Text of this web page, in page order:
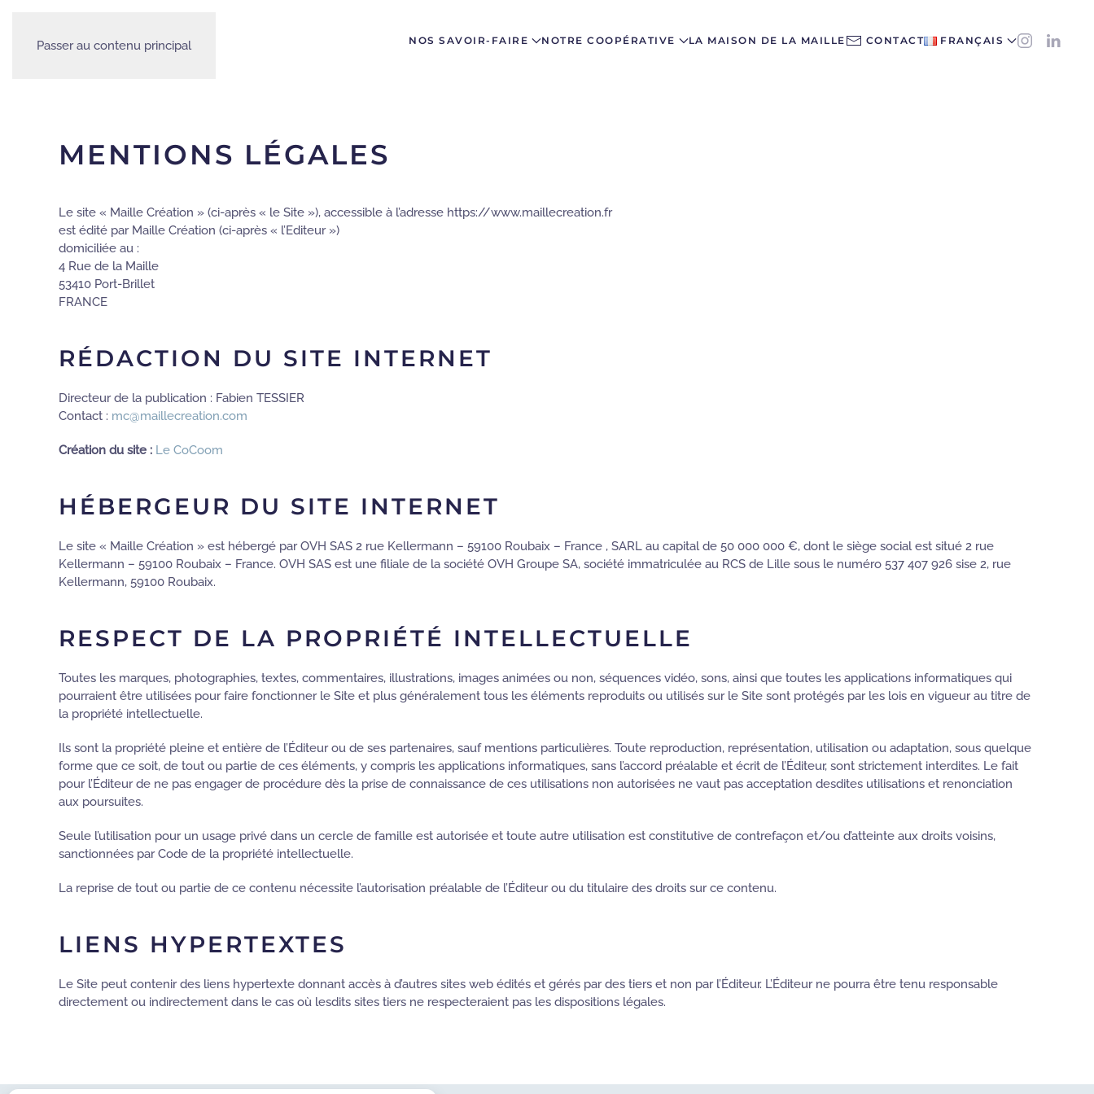
Passer au contenu principal NOS SAVOIR-FAIRE NOTRE COOPÉRATIVE LA MAISON DE LA MAILLE CONTACT FRANÇAIS
MENTIONS LÉGALES
Le site « Maille Création » (ci-après « le Site »), accessible à l’adresse https://www.maillecreation.fr
est édité par Maille Création (ci-après « l’Editeur »)
domiciliée au :
4 Rue de la Maille
53410 Port-Brillet
FRANCE
RÉDACTION DU SITE INTERNET
Directeur de la publication : Fabien TESSIER
Contact : mc@maillecreation.com
Création du site : Le CoCoom
HÉBERGEUR DU SITE INTERNET
Le site « Maille Création » est hébergé par OVH SAS 2 rue Kellermann – 59100 Roubaix – France , SARL au capital de 50 000 000 €, dont le siège social est situé 2 rue
Kellermann – 59100 Roubaix – France. OVH SAS est une filiale de la société OVH Groupe SA, société immatriculée au RCS de Lille sous le numéro 537 407 926 sise 2, rue
Kellermann, 59100 Roubaix.
RESPECT DE LA PROPRIÉTÉ INTELLECTUELLE
Toutes les marques, photographies, textes, commentaires, illustrations, images animées ou non, séquences vidéo, sons, ainsi que toutes les applications informatiques qui
pourraient être utilisées pour faire fonctionner le Site et plus généralement tous les éléments reproduits ou utilisés sur le Site sont protégés par les lois en vigueur au titre de
la propriété intellectuelle.
Ils sont la propriété pleine et entière de l’Éditeur ou de ses partenaires, sauf mentions particulières. Toute reproduction, représentation, utilisation ou adaptation, sous quelque
forme que ce soit, de tout ou partie de ces éléments, y compris les applications informatiques, sans l’accord préalable et écrit de l’Éditeur, sont strictement interdites. Le fait
pour l’Éditeur de ne pas engager de procédure dès la prise de connaissance de ces utilisations non autorisées ne vaut pas acceptation desdites utilisations et renonciation
aux poursuites.
Seule l’utilisation pour un usage privé dans un cercle de famille est autorisée et toute autre utilisation est constitutive de contrefaçon et/ou d’atteinte aux droits voisins,
sanctionnées par Code de la propriété intellectuelle.
La reprise de tout ou partie de ce contenu nécessite l’autorisation préalable de l’Éditeur ou du titulaire des droits sur ce contenu.
LIENS HYPERTEXTES
Le Site peut contenir des liens hypertexte donnant accès à d’autres sites web édités et gérés par des tiers et non par l’Éditeur. L’Éditeur ne pourra être tenu responsable
directement ou indirectement dans le cas où lesdits sites tiers ne respecteraient pas les dispositions légales.